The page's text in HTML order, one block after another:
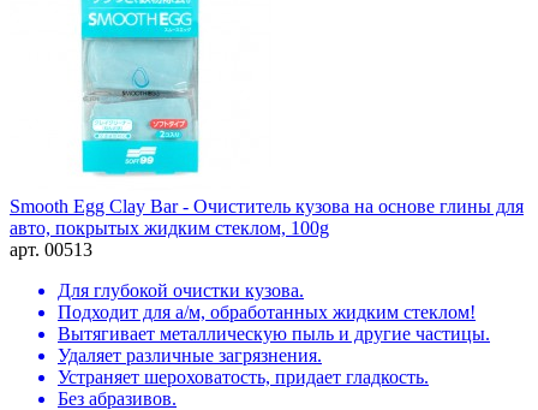
Smooth Egg Clay Bar - Очиститель кузова на основе глины для
авто, покрытых жидким стеклом, 100g
арт. 00513
Для глубокой очистки кузова.
Подходит для а/м, обработанных жидким стеклом!
Вытягивает металлическую пыль и другие частицы.
Удаляет различные загрязнения.
Устраняет шероховатость, придает гладкость.
Без абразивов.